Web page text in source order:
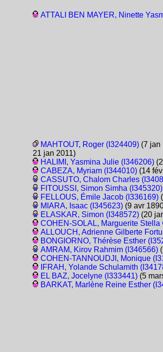
ATTALI BEN MAYER, Ninette
MAHTOUT, Roger (I324409)(7 jan
21 jan 2011)
HALIMI, Yasmina Julie (I346206)(2
CABEZA, Myriam (I344010)(14 fév
CASSUTO, Chalom Charles
FITOUSSI, Simon Simha (I345320)
FELLOUS, Émile Jacob (I336169)
MIARA, Isaac (I345623)(9 avr
ELASKAR, Simon (I348572)(20
COHEN-SOLAL, Marguerite Stella
ALLOUCH, Adrienne Gilberte
BONGIORNO, Thérèse Esther
AMRAM, Kirov Rahmim (I346566)
COHEN-TANNOUDJI, Monique
IFRAH, Yolande Schulamith
EL BAZ, Jocelyne (I333441)(5
BARKAT, Marlène Reine Esther